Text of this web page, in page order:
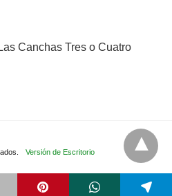
Canchas Tres o Cuatro
Versión de Escritorio